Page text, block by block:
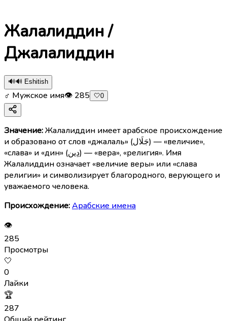
Жалалиддин /
Джалалиддин
🔊🔊 Eshitish
♂ Мужское имя👁 285 🤍0
Значение:Жалалиддин имеет арабское происхождение
и образовано от слов «джалаль» (جَلَال) — «величие»,
«слава» и «дин» (دِين) — «вера», «религия». Имя
Жалалиддин означает «величие веры» или «слава
религии» и символизирует благородного, верующего и
уважаемого человека.
Происхождение:Арабские имена
👁
285
Просмотры
🤍
0
Лайки
🏆
287